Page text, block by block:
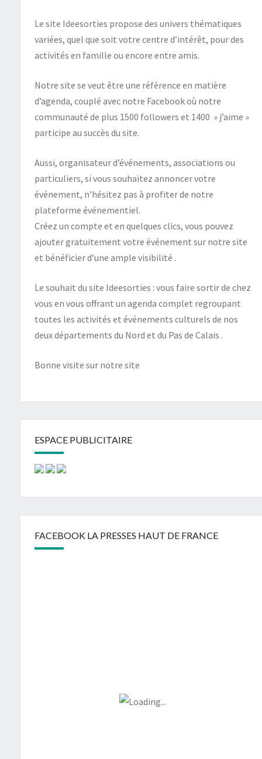
Le site Ideesorties propose des univers thématiques
variées, quel que soit votre centre d’intérêt, pour des
activités en famille ou encore entre amis.
Notre site se veut être une référence en matière
d’agenda, couplé avec notre Facebook où notre
communauté de plus 1500 followers et 1400 » j’aime »
participe au succès du site.
Aussi, organisateur d’événements, associations ou
particuliers, si vous souhaitez annoncer votre
événement, n’hésitez pas à profiter de notre
plateforme événementiel.
Créez un compte et en quelques clics, vous pouvez
ajouter gratuitement votre événement sur notre site
et bénéficier d’une ample visibilité .
Le souhait du site Ideesorties : vous faire sortir de chez
vous en vous offrant un agenda complet regroupant
toutes les activités et événements culturels de nos
deux départements du Nord et du Pas de Calais .
Bonne visite sur notre site
ESPACE PUBLICITAIRE
FACEBOOK LA PRESSES HAUT DE FRANCE